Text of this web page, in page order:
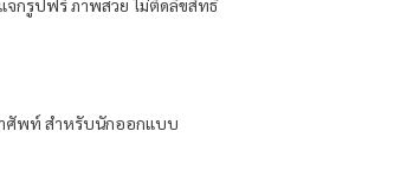
จกรูปฟรี ภาพสวย ไม่ติดลิขสิทธิ์
ศัพท์ สำหรับนักออกแบบ